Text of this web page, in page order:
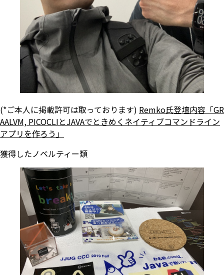
(*ご本人に掲載許可は取っております) Remko氏登壇内容「GR
AALVM, PICOCLIとJAVAでときめくネイティブコマンドライン
アプリを作ろう」
獲得したノベルティー類